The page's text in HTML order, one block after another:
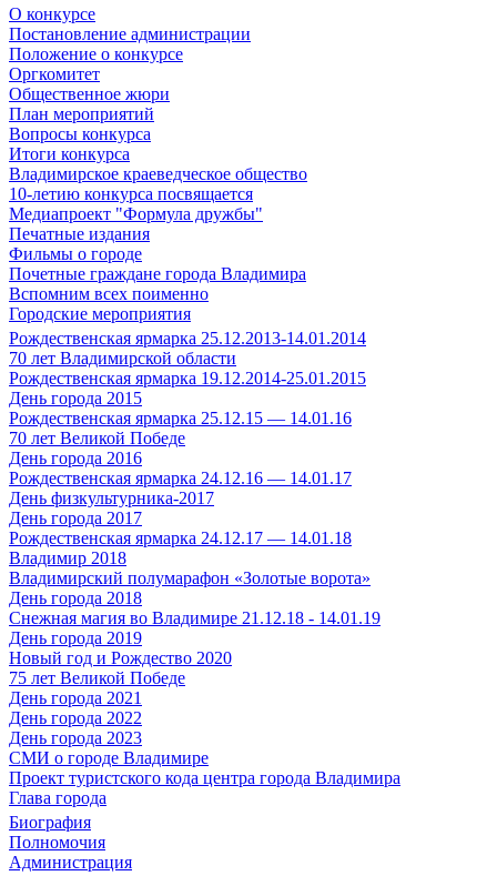
О конкурсе
Постановление администрации
Положение о конкурсе
Оргкомитет
Общественное жюри
План мероприятий
Вопросы конкурса
Итоги конкурса
Владимирское краеведческое общество
10-летию конкурса посвящается
Медиапроект "Формула дружбы"
Печатные издания
Фильмы о городе
Почетные граждане города Владимира
Вспомним всех поименно
Городские мероприятия
Рождественская ярмарка 25.12.2013-14.01.2014
70 лет Владимирской области
Рождественская ярмарка 19.12.2014-25.01.2015
День города 2015
Рождественская ярмарка 25.12.15 — 14.01.16
70 лет Великой Победе
День города 2016
Рождественская ярмарка 24.12.16 — 14.01.17
День физкультурника-2017
День города 2017
Рождественская ярмарка 24.12.17 — 14.01.18
Владимир 2018
Владимирский полумарафон «Золотые ворота»
День города 2018
Снежная магия во Владимире 21.12.18 - 14.01.19
День города 2019
Новый год и Рождество 2020
75 лет Великой Победе
День города 2021
День города 2022
День города 2023
СМИ о городе Владимире
Проект туристского кода центра города Владимира
Глава города
Биография
Полномочия
Администрация